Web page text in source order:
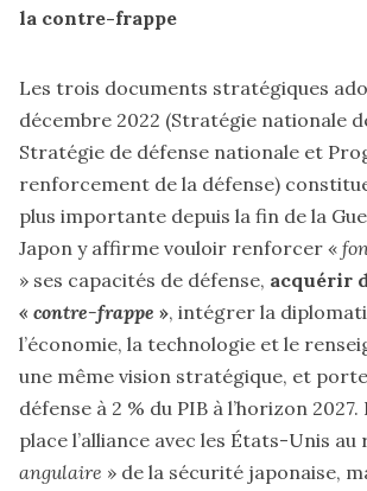
la contre-frappe
Les trois documents stratégiques
décembre 2022 (Stratégie nationale
Stratégie de défense nationale et
renforcement de la défense)
plus importante depuis la fin de la
Japon y affirme vouloir renforcer «
» ses capacités de défense, acquérir
« contre-frappe », intégrer la
l’économie, la technologie et le
une même vision stratégique, et
défense à 2 % du PIB à l’horizon
place l’alliance avec les États-Unis au
angulaire » de la sécurité japonaise,